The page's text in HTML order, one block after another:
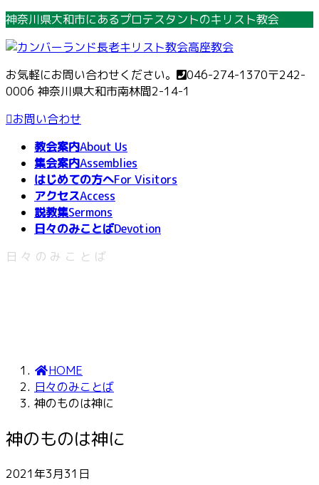
コ
テ
ン
ツ
へ
ス
ナ
ゲ
ー
シ
ョ
ン
神奈川県大和市にあるプロテスタントのキリスト教会
お気軽にお問い合わせください。 046-274-1370〒242-
0006 神奈川県大和市南林間2-14-1
お問い合わせ
教会案内About Us
集会案内Assemblies
はじめての方へFor Visitors
アクセスAccess
説教集Sermons
日々のみことばDevotion
日々のみことば
HOME
日々のみことば
神のものは神に
神のものは神に
2021年3月31日